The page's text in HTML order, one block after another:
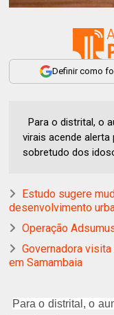
Definir como
Para o distrital, o
virais acende
sobretudo dos
Estudo sugere
desenvolvimento
Operação
Governadora
em Samambaia
Para o distrital, o